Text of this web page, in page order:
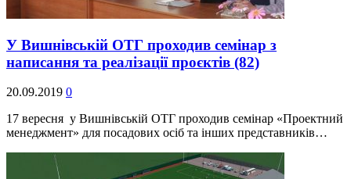
У Вишнівській ОТГ проходив семінар з
написання та реалізації проєктів (82)
20.09.2019 0
17 вересня у Вишнівській ОТГ проходив семінар «Проектний
менеджмент» для посадових осіб та інших представників…